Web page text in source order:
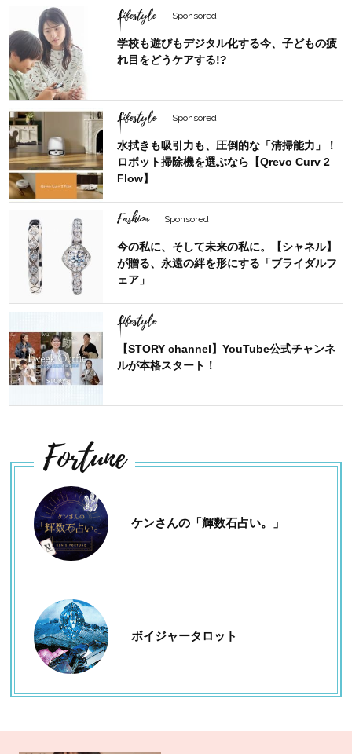
Lifestyle Sponsored
学校も遊びもデジタル化する今、子どもの疲
れ目をどうケアする!?
Lifestyle Sponsored
水拭きも吸引力も、圧倒的な「清掃能力」！
ロボット掃除機を選ぶなら【Qrevo Curv 2
Flow】
Fashion Sponsored
今の私に、そして未来の私に。【シャネル】
が贈る、永遠の絆を形にする「ブライダルフ
ェア」
Lifestyle
【STORY channel】YouTube公式チャンネ
ルが本格スタート！
Fortune
ケンさんの「輝数石占い。」
ボイジャータロット